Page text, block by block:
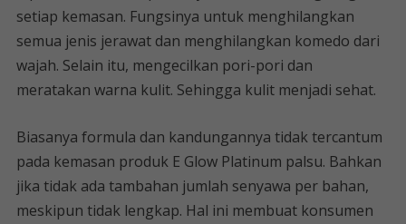
setiap kemasan. Fungsinya untuk menghilangkan
semua jenis jerawat dan menghilangkan komedo dari
wajah. Selain itu, mengecilkan pori-pori dan
meratakan warna kulit. Sehingga kulit menjadi sehat.
Biasanya formula dan kandungannya tidak tercantum
pada kemasan produk E Glow Platinum palsu. Bahkan
jika tidak ada tambahan jumlah senyawa per bahan,
meskipun tidak lengkap. Hal ini membuat konsumen